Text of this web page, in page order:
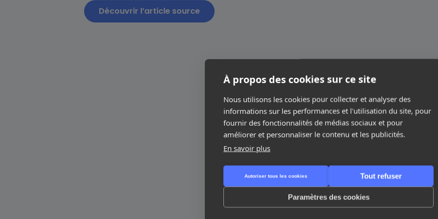
Découvrir l’article source
Comment connaissez-
Ryole*
À propos des cookies sur ce site
Nous utilisons les cookies pour collecter et analyser des
informations sur les performances et l'utilisation du site, pour
fournir des fonctionnalités de médias sociaux et pour
améliorer et personnaliser le contenu et les publicités.
En savoir plus
Autoriser tous les cookies Tout refuser
Paramètres des cookies